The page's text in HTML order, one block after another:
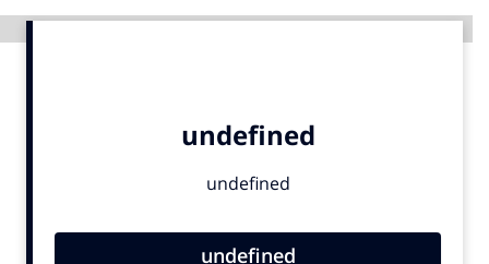
Vacatures
Campagnes